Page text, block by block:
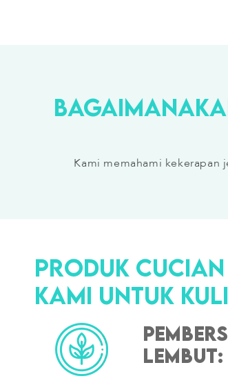
Kami memahami kekerapan
PRODUK
KAMI UNTUK
lembut: